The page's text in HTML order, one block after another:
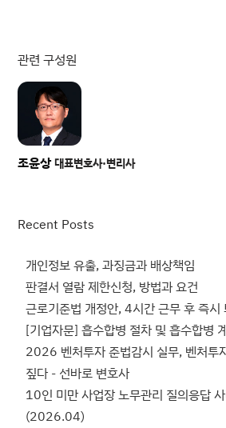
관련 구성원
조윤상대표변호사·변리사
Recent Posts
개인정보 유출, 과징금과 배상책임
판결서 열람 제한신청, 방법과 요건
근로기준법 개정안, 4시간 근무 후 즉시
[기업자문] 흡수합병 절차 및 흡수합병
2026 벤처투자 준법감시 실무, 벤처투
짚다 - 선바로 변호사
10인 미만 사업장 노무관리 질의응답
(2026.04)